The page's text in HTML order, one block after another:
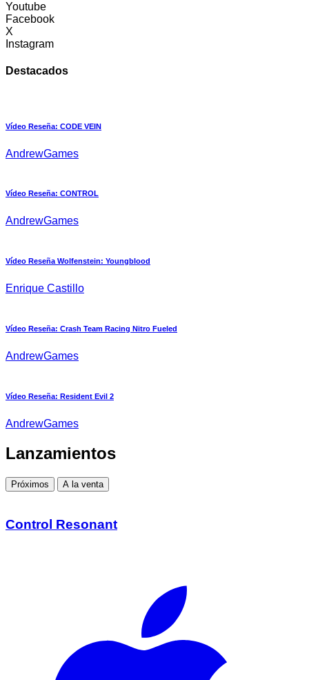
Youtube
Facebook
X
Instagram
Destacados
Vídeo Reseña: CODE VEIN
AndrewGames
Vídeo Reseña: CONTROL
AndrewGames
Vídeo Reseña Wolfenstein: Youngblood
Enrique Castillo
Vídeo Reseña: Crash Team Racing Nitro Fueled
AndrewGames
Vídeo Reseña: Resident Evil 2
AndrewGames
Lanzamientos
Próximos A la venta
Control Resonant